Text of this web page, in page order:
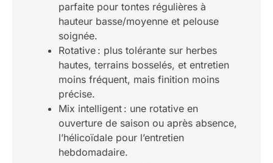
parfaite pour tontes régulières à
hauteur basse/moyenne et pelouse
soignée.
Rotative : plus tolérante sur herbes
hautes, terrains bosselés, et entretien
moins fréquent, mais finition moins
précise.
Mix intelligent : une rotative en
ouverture de saison ou après absence,
l’hélicoïdale pour l’entretien
hebdomadaire.